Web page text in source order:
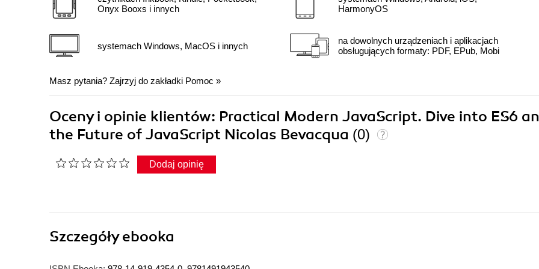
Onyx Booxs i innych
systemach Windows, MacOS i innych
HarmonyOS
na dowolnych urządzeniach i aplikacjach
obsługujących formaty: PDF, EPub, Mobi
Masz pytania? Zajrzyj do zakładki Pomoc »
Oceny i opinie klientów: Practical Modern JavaScript. Dive into ES6
the Future of JavaScript Nicolas Bevacqua (0)
Dodaj opinię
Szczegółyebooka